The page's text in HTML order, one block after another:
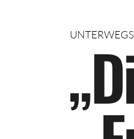
UNTERWEGS
„D